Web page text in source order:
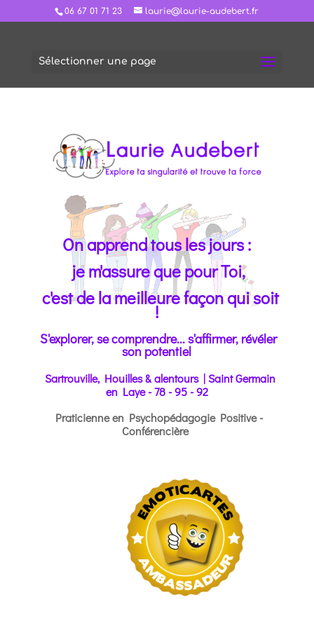
06 67 01 71 23 laurie@laurie-audebert.fr
Sélectionner une page
On apprend tous les jours :
je m'assure que pour Toi,
c'est de la meilleure façon qui soit
!
S'explorer, se comprendre... s'affirmer, révéler
son potentiel
Sartrouville, Houilles & alentours | Saint Germain
en Laye - 78 - 95 - 92
Praticienne en Psychopédagogie Positive -
Conférencière